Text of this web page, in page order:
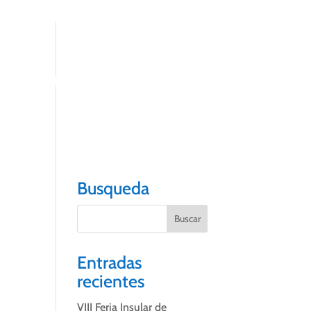
INFORMACIÓN TURÍSTICA
Busqueda
Entradas
recientes
VIII Feria Insular de